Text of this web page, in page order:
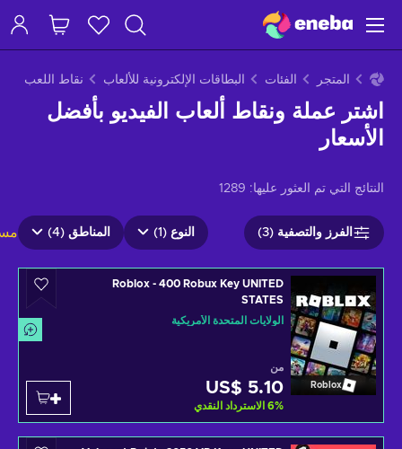
المتجر الفئات البطاقات الإلكترونية للألعاب نقاط اللعب
اشتر عملة ونقاط ألعاب الفيديو بأفضل
الأسعار
النتائج التي تم العثور عليها: 1289
الفرز والتصفية (3) النوع (1) المناطق (4)
Roblox
Roblox - 400 Robux Key UNITED
STATES
الولايات المتحدة الأمريكية
من
US$ 5.10
6% الاسترداد النقدي